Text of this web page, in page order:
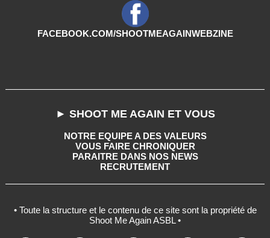
FACEBOOK.COM/SHOOTMEAGAINWEBZINE
► SHOOT ME AGAIN ET VOUS
NOTRE EQUIPE A DES VALEURS
VOUS FAIRE CHRONIQUER
PARAITRE DANS NOS NEWS
RECRUTEMENT
• Toute la structure et le contenu de ce site sont la propriété de
Shoot Me Again ASBL •